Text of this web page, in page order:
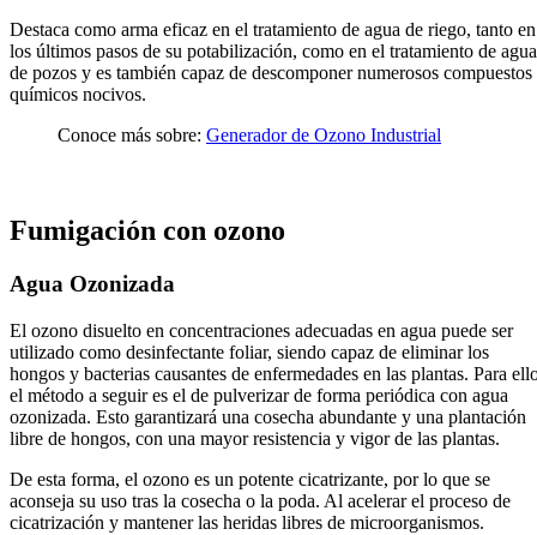
Destaca como arma eficaz en el tratamiento de agua de riego, tanto en
los últimos pasos de su potabilización, como en el tratamiento de agua
de pozos y es también capaz de descomponer numerosos compuestos
químicos nocivos.
Conoce más sobre: Generador de Ozono Industrial
Fumigación con ozono
Agua Ozonizada
El ozono disuelto en concentraciones adecuadas en agua puede ser
utilizado como desinfectante foliar, siendo capaz de eliminar los
hongos y bacterias causantes de enfermedades en las plantas. Para
el método a seguir es el de pulverizar de forma periódica con agua
ozonizada. Esto garantizará una cosecha abundante y una plantación
libre de hongos, con una mayor resistencia y vigor de las plantas.
De esta forma, el ozono es un potente cicatrizante, por lo que se
aconseja su uso tras la cosecha o la poda. Al acelerar el proceso de
cicatrización y mantener las heridas libres de microorganismos.